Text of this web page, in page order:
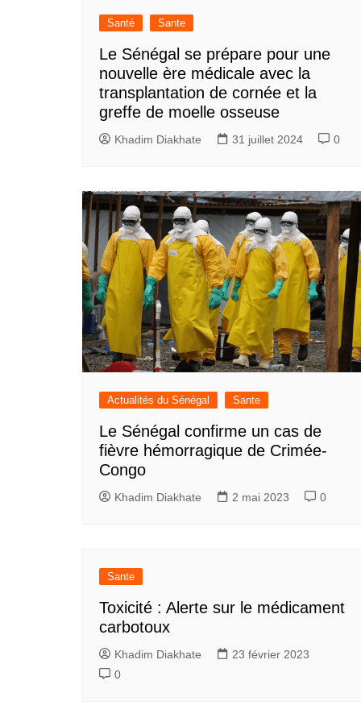
Santé Sante
Le Sénégal se prépare pour une
nouvelle ère médicale avec la
transplantation de cornée et la
greffe de moelle osseuse
Khadim Diakhate 31 juillet 2024 0
Actualités du Sénégal Sante
Le Sénégal confirme un cas de
fièvre hémorragique de Crimée-
Congo
Khadim Diakhate 2 mai 2023 0
Sante
Toxicité : Alerte sur le médicament
carbotoux
Khadim Diakhate
23 février 2023
0